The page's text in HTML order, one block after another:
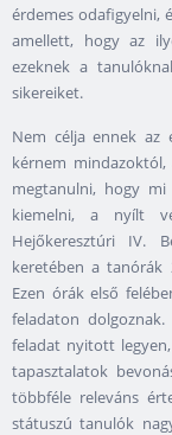
érdemes odafigyelni,
amellett, hogy az
ezeknek a
sikereiket.
Nem célja ennek az
kérnem
megtanulni, hogy
kiemelni, a nyílt
Hejőkeresztúri IV.
keretében a tanórák
Ezen órák első
feladaton
feladat nyitott
tapasztalatok
többféle releváns
státuszú tanulók